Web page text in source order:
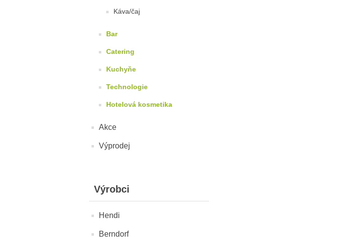
Káva/čaj
Bar
Catering
Kuchyňe
Technologie
Hotelová kosmetika
Akce
Výprodej
Výrobci
Hendi
Berndorf